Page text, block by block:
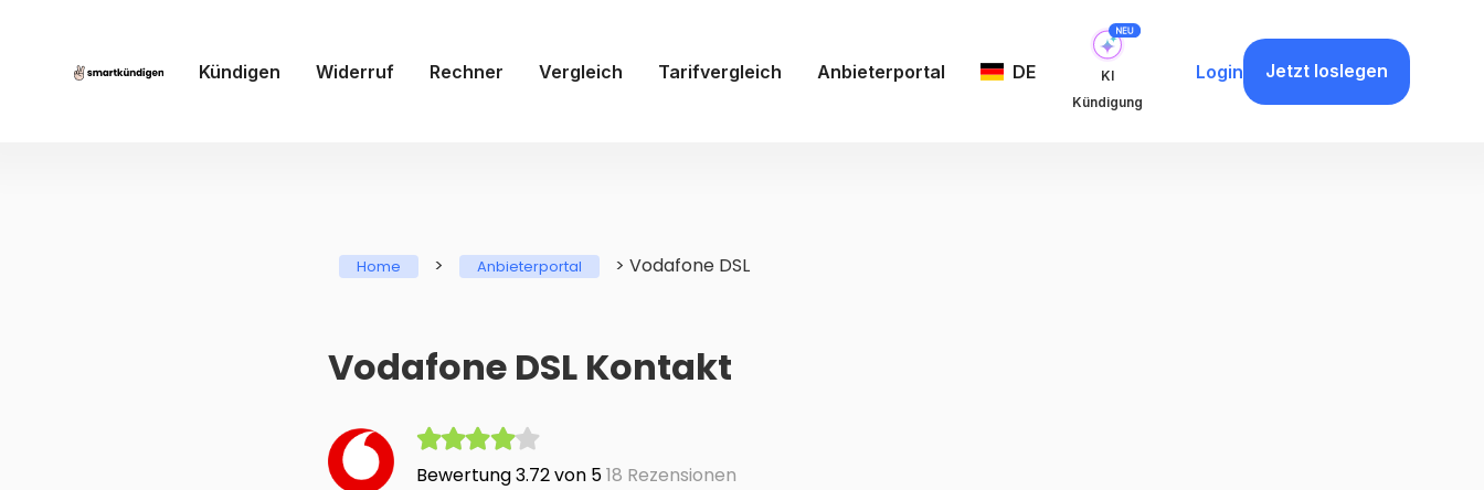
Kündigen Widerruf Rechner Vergleich Tarifvergleich Anbieterportal DE
KI
Kündigung
Login Jetzt loslegen
Home > Anbieterportal > Vodafone DSL
Vodafone DSL Kontakt
Bewertung 3.72 von 518 Rezensionen